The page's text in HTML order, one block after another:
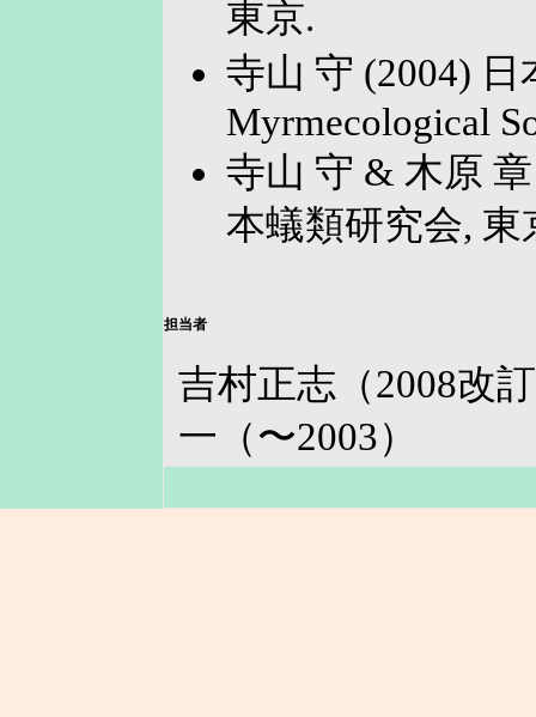
東京.
寺山 守 (2004)
Myrmecological
寺山 守 & 木原
本蟻類研究会, 東
担当者
吉村正志（2008改
一（〜2003）